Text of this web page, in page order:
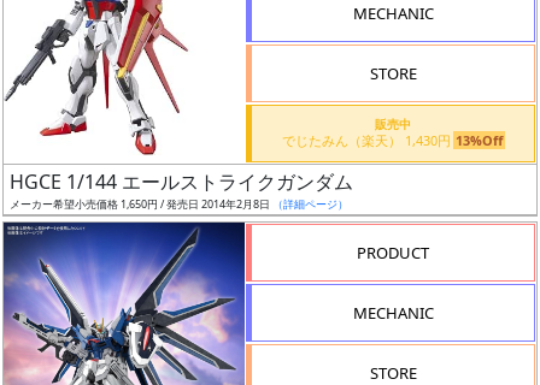
価
格
定
予
定
発
売
時
期
MECHANIC
STORE
販売中
でじたみん（楽天） 1,430円 13%Off
HGCE 1/144 エールストライクガンダム
メーカー希望小売価格 1,650円 / 発売日 2014年2月8日 （詳細ページ）
PRODUCT
MECHANIC
STORE